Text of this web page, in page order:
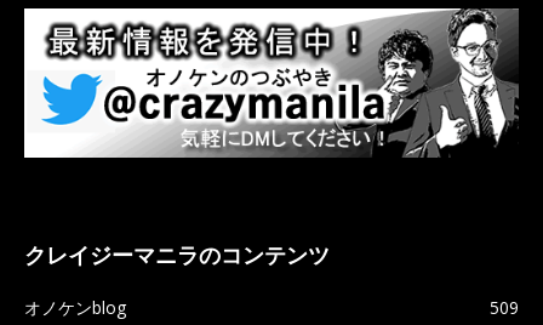
クレイジーマニラのコンテンツ
オノケンblog
509